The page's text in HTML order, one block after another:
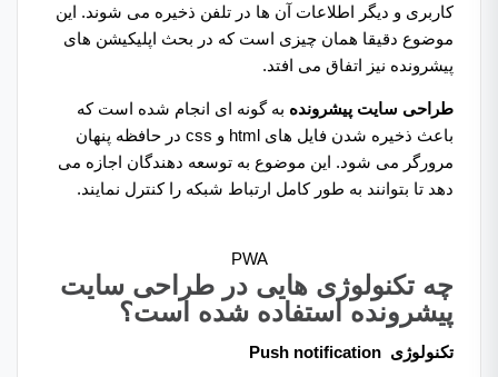
کاربری و دیگر اطلاعات آن ها در تلفن ذخیره می شوند. این
موضوع دقیقا همان چیزی است که در بحث اپلیکیشن های
پیشرونده نیز اتفاق می‌ افتد.
طراحی سایت پیشرونده به گونه ای انجام شده است که
باعث ذخیره شدن فایل های html و css در حافظه پنهان
مرورگر می شود. این موضوع به توسعه دهندگان اجازه می
دهد تا بتوانند به طور کامل ارتباط شبکه را کنترل نمایند.
PWA
چه تکنولوژی هایی در طراحی سایت
پیشرونده استفاده شده است؟
تکنولوژی Push notification